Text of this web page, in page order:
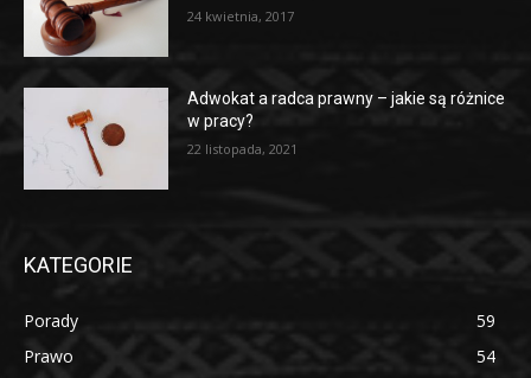
24 kwietnia, 2017
Adwokat a radca prawny – jakie są różnice
w pracy?
22 listopada, 2021
KATEGORIE
Porady
59
Prawo
54